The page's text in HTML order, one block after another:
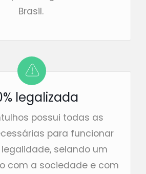
Brasil.
legalizada
possui todas as
para funcionar
selando um
com a sociedade e com